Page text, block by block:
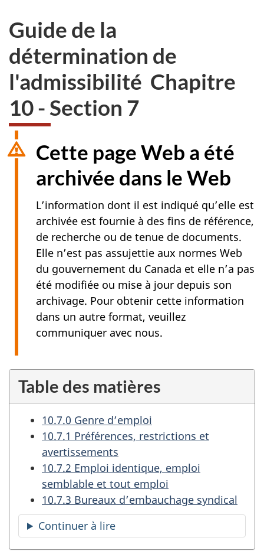
Guide de la
détermination de
l'admissibilité Chapitre
10 - Section 7
Cette page Web a été
archivée dans le Web
L’information dont il est indiqué qu’elle est
archivée est fournie à des fins de référence,
de recherche ou de tenue de documents.
Elle n’est pas assujettie aux normes Web
du gouvernement du Canada et elle n’a pas
été modifiée ou mise à jour depuis son
archivage. Pour obtenir cette information
dans un autre format, veuillez
communiquer avec nous.
Table des matières
10.7.0 Genre d’emploi
10.7.1 Préférences, restrictions et
avertissements
10.7.2 Emploi identique, emploi
semblable et tout emploi
10.7.3 Bureaux d’embauchage syndical
Continuer à lire
la
table